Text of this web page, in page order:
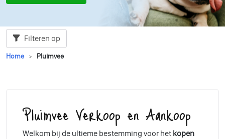
Filteren op
Home Pluimvee
Pluimvee Verkoop en Aankoop
Welkom bij de ultieme bestemming voor het kopen